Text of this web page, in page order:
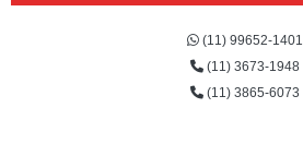
(11) 99652-1401
(11) 3673-1948
(11) 3865-6073